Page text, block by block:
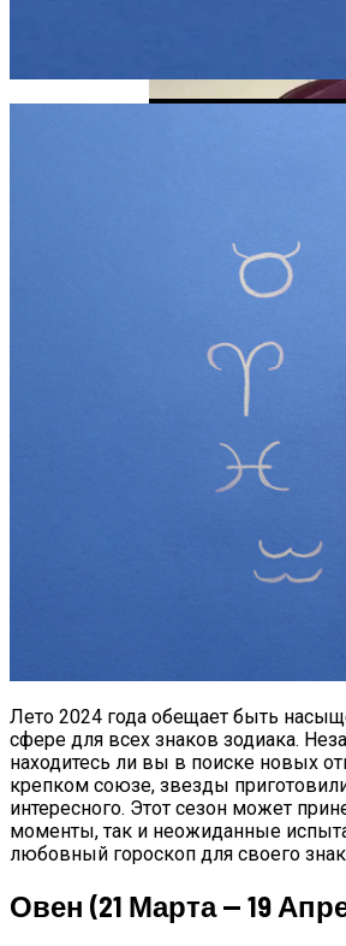
Дебютировал
Mazda CX-90:
Почему Тухнет
Покойника, И Как
От Мертвого
Лето 2024 года обещает быть
сфере для всех знаков зодиака.
находитесь ли вы в поиске новых
крепком союзе, звезды
интересного. Этот сезон может
моменты, так и неожиданные
любовный гороскоп для своего
Овен (21 Марта — 19